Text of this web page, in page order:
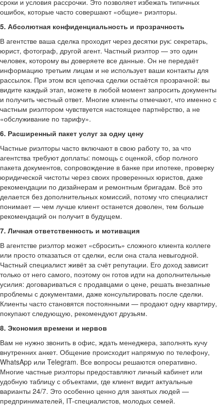
сроки и условия рассрочки. Это позволяет избежать типичных
ошибок, которые часто совершают «общие» риэлторы.
5. Абсолютная конфиденциальность и прозрачность
В агентстве ваша сделка проходит через десятки рук: секретарь,
юрист, фотограф, другой агент. Частный риэлтор — это один
человек, которому вы доверяете все данные. Он не передаёт
информацию третьим лицам и не использует ваши контакты для
рассылок. При этом вся цепочка сделки остаётся прозрачной: вы
видите каждый этап, можете в любой момент запросить документы
и получить честный ответ. Многие клиенты отмечают, что именно с
частным риэлтором чувствуется настоящее партнёрство, а не
«обслуживание по тарифу».
6. Расширенный пакет услуг за одну цену
Частные риэлторы часто включают в свою работу то, за что
агентства требуют доплаты: помощь с оценкой, сбор полного
пакета документов, сопровождение в банке при ипотеке, проверку
юридической чистоты через своих проверенных юристов, даже
рекомендации по дизайнерам и ремонтным бригадам. Всё это
делается без дополнительных комиссий, потому что специалист
понимает — чем лучше клиент останется доволен, тем больше
рекомендаций он получит в будущем.
7. Личная ответственность и мотивация
В агентстве риэлтор может «сбросить» сложного клиента коллеге
или просто отказаться от сделки, если она стала невыгодной.
Частный специалист живёт за счёт репутации. Его доход зависит
только от него самого, поэтому он готов идти на дополнительные
усилия: договариваться с продавцами о цене, решать внезапные
проблемы с документами, даже консультировать после сделки.
Клиенты часто становятся постоянными — продают одну квартиру,
покупают следующую, рекомендуют друзьям.
8. Экономия времени и нервов
Вам не нужно звонить в офис, ждать менеджера, заполнять кучу
внутренних анкет. Общение происходит напрямую по телефону,
WhatsApp или Telegram. Все вопросы решаются оперативно.
Многие частные риэлторы предоставляют личный кабинет или
удобную таблицу с объектами, где клиент видит актуальные
варианты 24/7. Это особенно ценно для занятых людей —
предпринимателей, IT-специалистов, молодых семей.